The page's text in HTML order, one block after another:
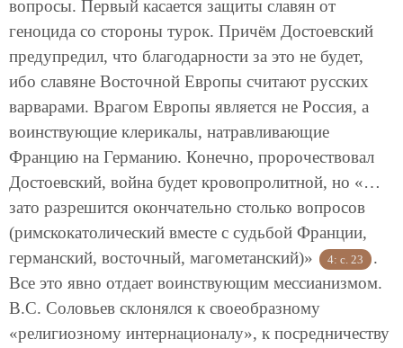
вопросы. Первый касается защиты славян от
геноцида со стороны турок. Причём Достоевский
предупредил, что благодарности за это не будет,
ибо славяне Восточной Европы считают русских
варварами. Врагом Европы является не Россия, а
воинствующие клерикалы, натравливающие
Францию на Германию. Конечно, пророчествовал
Достоевский, война будет кровопролитной, но «…
зато разрешится окончательно столько вопросов
(римскокатолический вместе с судьбой Франции,
германский, восточный, магометанский)»
4: с. 23
.
Все это явно отдает воинствующим мессианизмом.
В.С. Соловьев склонялся к своеобразному
«религиозному интернационалу», к посредничеству